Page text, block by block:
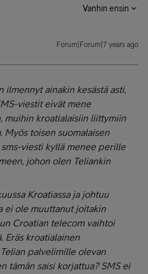
Vanhin ensin
Forum|Forum|7 years ago
ilmennyt ainakin kesästä asti,
viestit eivät mene
muihin kroatialaisiin liittymiin
Myös toisen suomalaisen
viesti kyllä menee perille
johon olen Teliankin
Kroatiassa ja johtuu
ei ole muuttanut joitakin
Croatian telecom vaihtoi
Eräs kroatialainen
palvelimille olevan
tämän saisi korjattua? SMS ei